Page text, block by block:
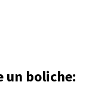
un boliche: